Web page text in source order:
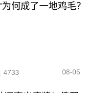
何成了一地鸡毛？
4733 08-05